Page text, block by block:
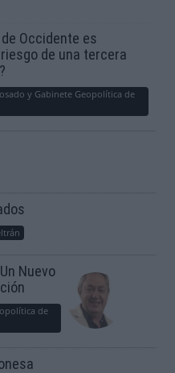
Occidente es
de una tercera
y Gabinete Geopolítica de
Nuevo
de